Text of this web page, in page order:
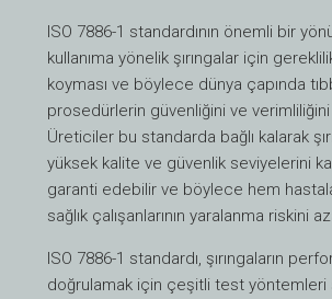
ISO 7886-1 standardının önemli bir
kullanıma yönelik şırıngalar için
koyması ve böylece dünya çapında
prosedürlerin güvenliğini ve verimliliğini
Üreticiler bu standarda bağlı kalarak
yüksek kalite ve güvenlik seviyelerini
garanti edebilir ve böylece hem
sağlık çalışanlarının yaralanma riskini
ISO 7886-1 standardı, şırıngaların
doğrulamak için çeşitli test yöntemleri